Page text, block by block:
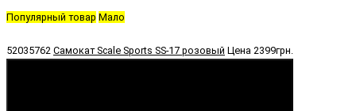
Популярный товар Мало
52035762 Самокат Scale Sports SS-17 розовый Цена 2399грн.